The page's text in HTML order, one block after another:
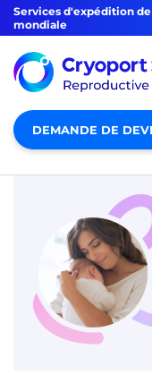
Services d'expédition de
mondiale
DEMANDE DE